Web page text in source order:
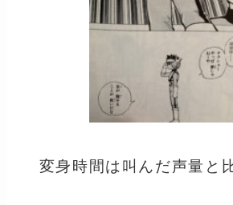
変身時間は叫んだ声量と